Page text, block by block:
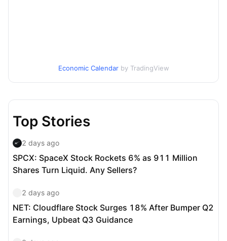
Economic Calendar by TradingView